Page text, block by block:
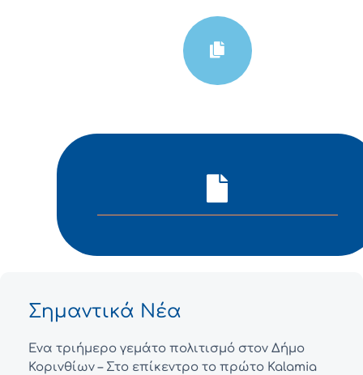
Σημαντικά Νέα
Ένα τριήμερο γεμάτο πολιτισμό στον Δήμο
Κορινθίων – Στο επίκεντρο το πρώτο Kalamia